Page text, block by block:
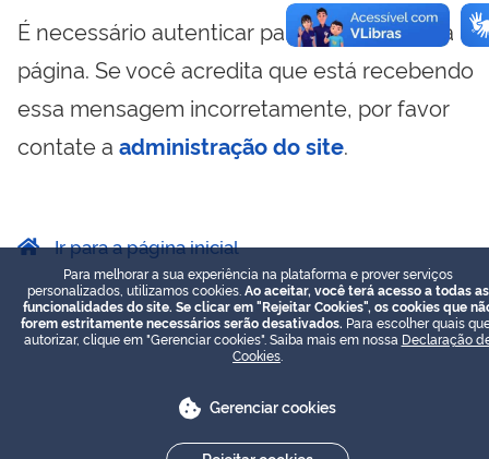
É necessário autenticar para visualizar essa
página. Se você acredita que está recebendo
essa mensagem incorretamente, por favor
contate a administração do site.
Ir para a página inicial
Para melhorar a sua experiência na plataforma e prover serviços
personalizados, utilizamos cookies. Ao aceitar, você terá acesso a todas as
funcionalidades do site. Se clicar em "Rejeitar Cookies", os cookies que
forem estritamente necessários serão desativados. Para escolher quais
autorizar, clique em "Gerenciar cookies". Saiba mais em nossa Declaração
Cookies
Gerenciar cookies